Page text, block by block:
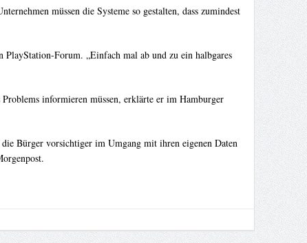
müssen die Systeme so gestalten, dass zumindest
Forum. „Einfach mal ab und zu ein halbgares
informieren müssen, erklärte er im Hamburger
Bürger vorsichtiger im Umgang mit ihren eigenen Daten